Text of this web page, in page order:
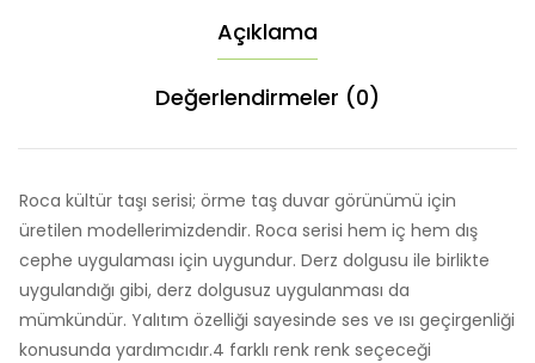
Açıklama
Değerlendirmeler (0)
Roca kültür taşı serisi; örme taş duvar görünümü için
üretilen modellerimizdendir. Roca serisi hem iç hem dış
cephe uygulaması için uygundur. Derz dolgusu ile birlikte
uygulandığı gibi, derz dolgusuz uygulanması da
mümkündür. Yalıtım özelliği sayesinde ses ve ısı geçirgenliği
konusunda yardımcıdır.4 farklı renk renk seçeceği